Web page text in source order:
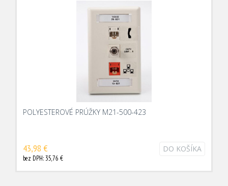
POLYESTEROVÉ PRÚŽKY M21-500-423
43,98 €
bez DPH: 35,76 €
DO KOŠÍKA